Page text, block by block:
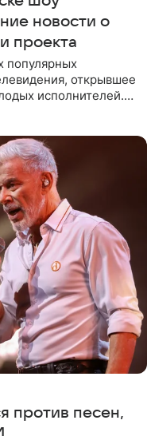
новости о
проекта
популярных
открывшее
исполнителей.
против песен,